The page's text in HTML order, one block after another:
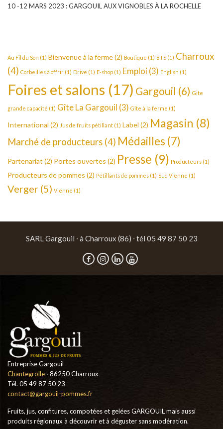
10 -12 MARS 2023 : GARGOUIL AUX VIGNOBLES À LA ROCHELLE
Au Fil du Son (1) Bienvenue à la ferme(2) Boutique (1) BTS (1) Charroux
(4) Corbeilles à offrir (1) Drive (1) E-shop (1) Emploi (3) English (1)
Foires et salons (17) Gargouil (6) Gite
grande capacité (1) Gîte La Gargouil (3) Gîte à la ferme (1)
International (2) Jus de fruits pétillant (1) Label (2) Magasin (8)
Marché de producteurs (4) Médailles (7)
Partenariat(2) Portes ouvertes (2) Presse (9) Producteurs (1)
Producteurs de pommes (2) Pétillants de pommes (1) Sud Vienne (1)
Verger (5) Vienne (1)
SARL Gargouil ∙ à Charroux (86) ∙ tél 05 49 87 50 23
Entreprise Gargouil
Chantegrolle ∙ 86250 Charroux
Tél. 05 49 87 50 23
contact@gargouil-pommes.fr
Fruits, jus, confitures, compotées et gelées GARGOUIL mais aussi
produits régionaux à découvrir et à déguster sans modération.